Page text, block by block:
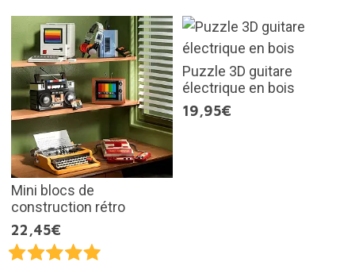
Mini blocs de
construction rétro
22,45€
Puzzle 3D guitare
électrique en bois
19,95€